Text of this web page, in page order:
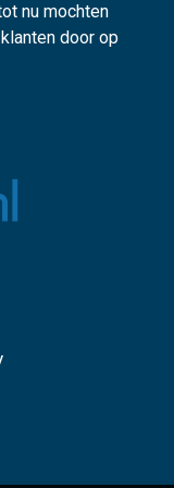
nu mochten
door op